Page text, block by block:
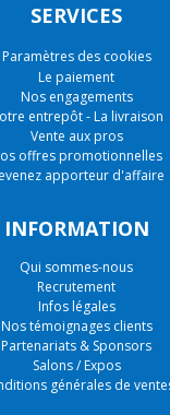
SERVICES
Paramètres des cookies
Le paiement
Nos engagements
entrepôt - La livraison
Vente aux pros
offres promotionnelles
apporteur d'affaire
INFORMATION
Qui sommes-nous
Recrutement
Infos légales
Nos témoignages clients
Partenariats & Sponsors
Salons / Expos
générales de